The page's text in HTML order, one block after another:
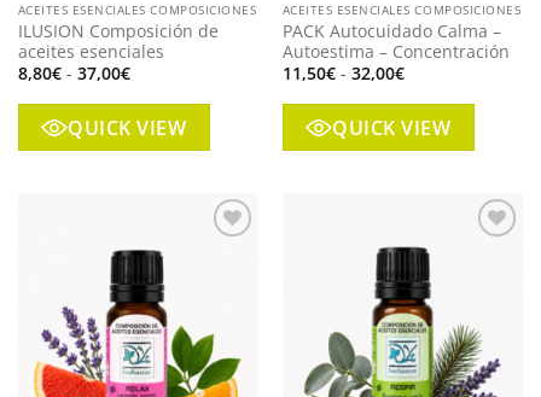
ACEITES ESENCIALES COMPOSICIONES
ILUSION Composición de
aceites esenciales
8,80€ - 37,00€Rango
precios:
desde
8,80€
hasta
QUICK VIEW
ACEITES ESENCIALES COMPOSICIONES
PACK Autocuidado Calma –
Autoestima – Concentración
11,50€ - 32,00€Rango
precios:
desde
11,50€
hasta
QUICK VIEW